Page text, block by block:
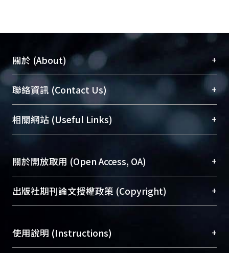
關於 (About) +
臺大位居世界頂尖大學之列，為永久珍藏及向國際
展現本校豐碩的研究成果及學術能量，圖書館整合
機構典藏（NTUR）與學術庫（AH）不同功能平
台，成為臺大學術典藏NTU scholars。期能整合研
究能量、促進交流合作、保存學術產出、推廣研究
成果。
To permanently archive and promote researcher
profiles and scholarly works, Library integrates the
services of “NTU Repository” with “Academic
聯絡資訊 (Contact Us) +
總館學科館員(Main Library)
醫學圖書館學科館員(Medical Library)
(Social
Sciences Library)
相關網站 (Useful Links) +
關於開放取用 (Open Access, OA) +
開放取用是從使用者角度提升資訊取用性的社會運
動，應用在學術研究上是透過將研究著作公開供使
用逐年攀升。同時可加速研究發展、提升研究影響
出版社期刊論文授權政策 (Copyright) +
含部分內容的版權非匯入者所有，或由第三方贊
助與合作完成，請確認該版權所有者及第三方同
使用說明 (Instructions) +